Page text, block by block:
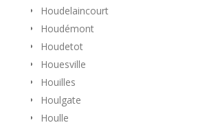
Houdelaincourt
Houdémont
Houdetot
Houesville
Houilles
Houlgate
Houlle